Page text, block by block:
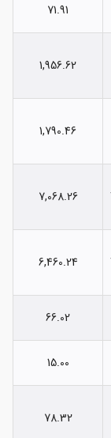
71.91
1,956.62
1,790.46
7,068.26
6,460.24
66.02
15.00
78.32